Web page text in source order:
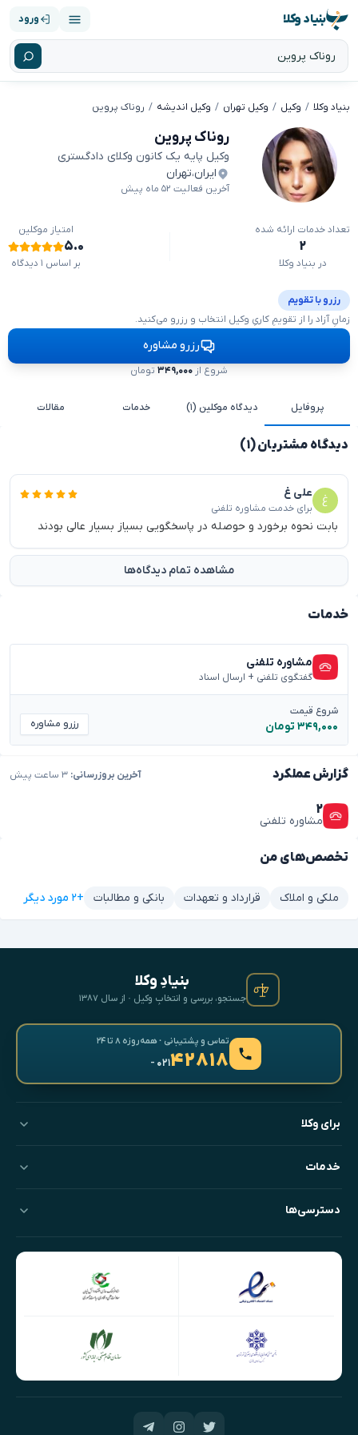
بنیاد وکلا ورود
بنیاد وکلا وکیل وکیل تهران وکیل اندیشه روناک پروین
روناک پروین
وکیل پایه یک کانون وکلای دادگستری
ایران،تهران
آخرین فعالیت ۵۲ ماه پیش
تعداد خدمات ارائه شده
۲
در بنیاد وکلا
امتیاز موکلین
۵.۰
بر اساس ۱ دیدگاه
رزرو با تقویم
زمانِ آزاد را از تقویمِ کاریِ وکیل انتخاب و رزرو می‌کنید.
رزرو مشاوره
شروع از ۳۴۹,۰۰۰تومان
پروفایل دیدگاه موکلین (۱) خدمات مقالات
دیدگاه مشتریان (۱)
علی غ
برای خدمت مشاوره تلفنی
بابت نحوه برخورد و حوصله در پاسخگویی بسیاز بسیار عالی بودند
مشاهده تمام دیدگاه‌ها
گزارش عملکرد آخرین بروزرسانی:
۲
مشاوره تلفنی
تخصص‌های من
ملکی و املاک قرارداد و تعهدات بانکی و مطالبات +۲ مورد دیگر
خدمات
مشاوره تلفنی
گفتگوی تلفنی + ارسال اسناد
شروع قیمت
۳۴۹,۰۰۰ تومان رزرو مشاوره
بنیادِ وکلا
جستجو، بررسی و انتخابِ وکیل · از سال ۱۳۸۷
تماس و پشتیبانی · همه‌روزه ۸ تا ۲۴
۴۲۸۱۸- ۰۲۱
برای وکلا
خدمات
دسترسی‌ها